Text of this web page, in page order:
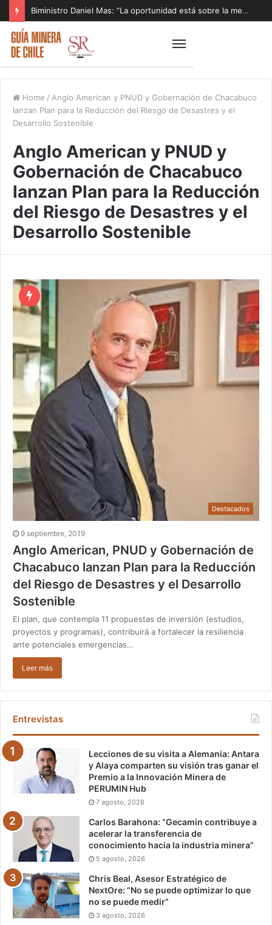
Biministro Daniel Mas: “La oportunidad está sobre la mesa y tenemos que aprovecharla”
Home / Anglo American y PNUD y Gobernación de Chacabuco
lanzan Plan para la Reducción del Riesgo de Desastres y el
Desarrollo Sostenible
Anglo American y PNUD y
Gobernación de Chacabuco
lanzan Plan para la Reducción
del Riesgo de Desastres y el
Desarrollo Sostenible
Destacados
9 septiembre, 2019
Anglo American, PNUD y Gobernación de
Chacabuco lanzan Plan para la Reducción
del Riesgo de Desastres y el Desarrollo
Sostenible
El plan, que contempla 11 propuestas de inversión (estudios,
proyectos y programas), contribuirá a fortalecer la resiliencia
ante potenciales emergencias…
Leer más
Entrevistas
Lecciones de su visita a Alemania: Antara
y Alaya comparten su visión tras ganar el
Premio a la Innovación Minera de
PERUMIN Hub
7 agosto, 2026
Carlos Barahona: “Gecamin contribuye a
acelerar la transferencia de
conocimiento hacia la industria minera”
5 agosto, 2026
Chris Beal, Asesor Estratégico de
NextOre: “No se puede optimizar lo que
no se puede medir”
3 agosto, 2026